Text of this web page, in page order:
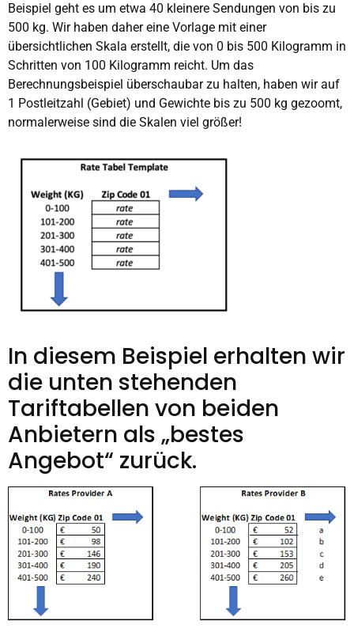
Beispiel geht es um etwa 40 kleinere Sendungen von bis zu
500 kg. Wir haben daher eine Vorlage mit einer
übersichtlichen Skala erstellt, die von 0 bis 500 Kilogramm in
Schritten von 100 Kilogramm reicht. Um das
Berechnungsbeispiel überschaubar zu halten, haben wir auf
1 Postleitzahl (Gebiet) und Gewichte bis zu 500 kg gezoomt,
normalerweise sind die Skalen viel größer!
In diesem Beispiel erhalten wir
die unten stehenden
Tariftabellen von beiden
Anbietern als „bestes
Angebot“ zurück.